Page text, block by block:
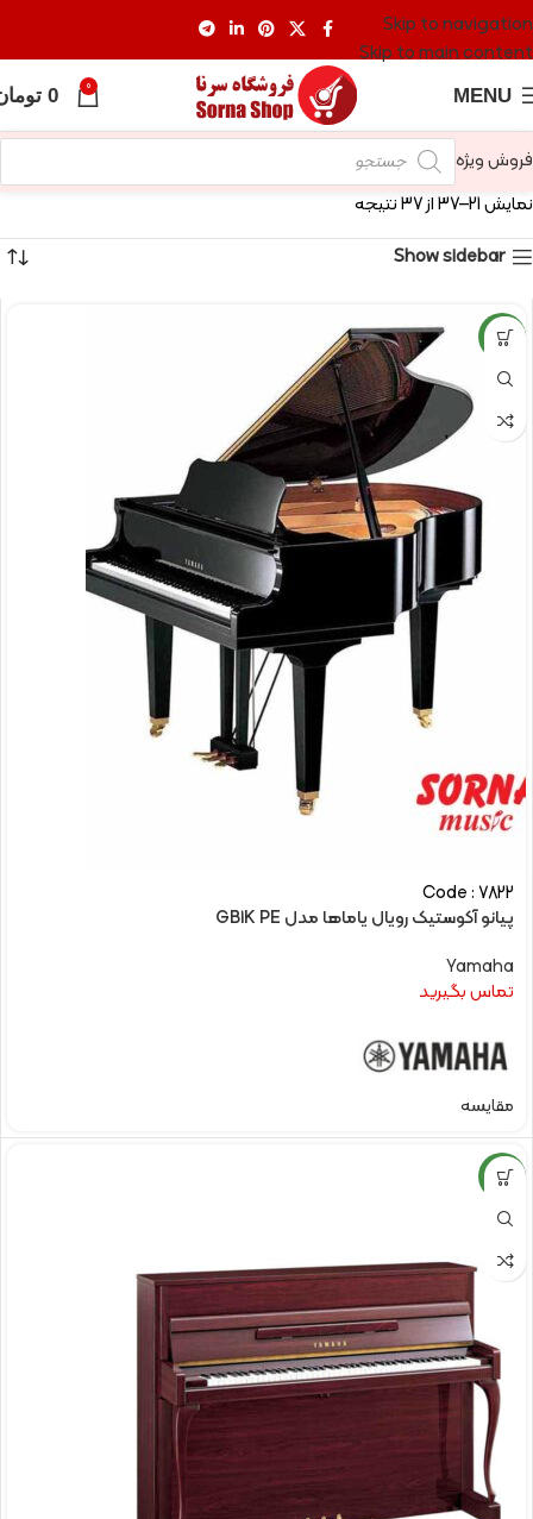
Skip to navigation
Skip to main content
MENU
0
0
فروش ویژه
نمایش 21–37 از 37 نتیجه
Show sidebar
NEW
Code : 7822
پیانو آکوستیک رویال یاماها مدل GB1K PE
Yamaha
تماس بگیرید
مقایسه
NEW